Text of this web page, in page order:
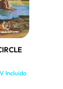
Incluido